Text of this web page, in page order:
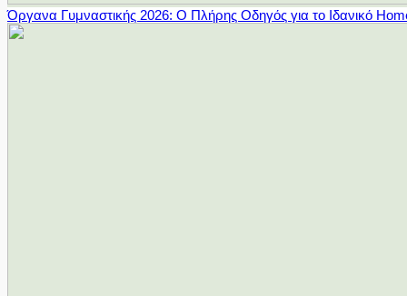
Όργανα Γυμναστικής 2026: Ο Πλήρης Οδηγός για το Ιδανικό